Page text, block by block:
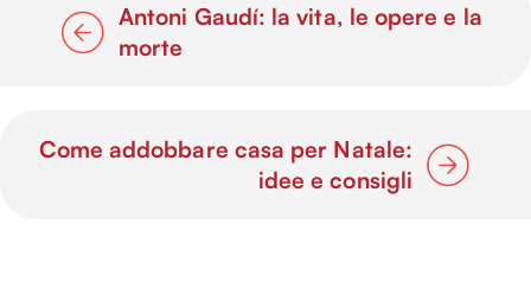
Antoni Gaudí: la vita, le opere e la
morte
Come addobbare casa per Natale:
idee e consigli